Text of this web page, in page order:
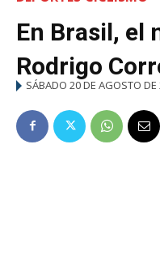
En Brasil, el
Rodrigo
SÁBADO 20 DE AGOSTO